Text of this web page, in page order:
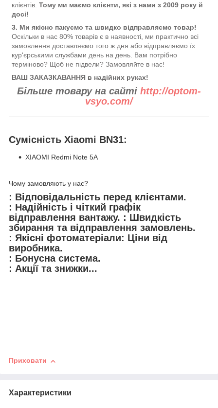
клієнтів. Тому ми маємо клієнти, які з нами з 2009 року й
досі!
3. Ми якісно пакуємо та швидко відправляємо товар!
Оскільки в нас 80% товарів є в наявності, ми практично всі
замовлення доставляємо того ж дня або відправляємо їх
кур'єрськими службами день на день. Вам потрібно
терміново? Щоб не підвели? Замовляйте в нас!
ВАШ ЗАКАЗКАВАННЯ в надійних руках!
Більше товару на сайті http://optom-
vsyo.com/
Сумісність Xiaomi BN31:
XIAOMI Redmi Note 5A
Чому замовляють у нас?
: Відповідальність перед клієнтами.
: Надійність і чіткий графік
відправлення вантажу. : Швидкість
збирання та відправлення замовлень.
: Якісні фотоматеріали: Ціни від
виробника.
: Бонусна система.
: Акції та знижки...
Приховати
Характеристики